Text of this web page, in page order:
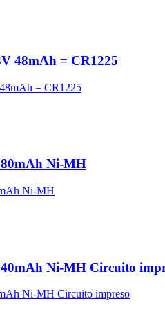
48mAh = CR1225
Ni-MH
Ni-MH Circuito